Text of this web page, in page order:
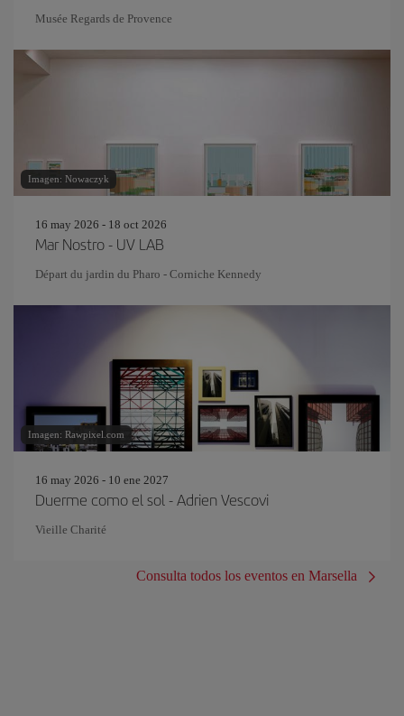
Musée Regards de Provence
Imagen: Nowaczyk
16 may 2026 - 18 oct 2026
Mar Nostro - UV LAB
Départ du jardin du Pharo - Corniche Kennedy
Imagen: Rawpixel.com
16 may 2026 - 10 ene 2027
Duerme como el sol - Adrien Vescovi
Vieille Charité
Consulta todos los eventos en Marsella